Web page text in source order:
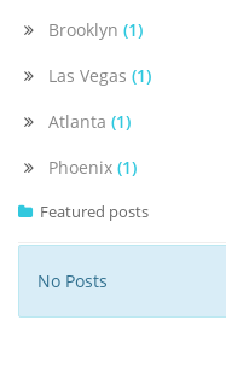
Brooklyn (1)
Las Vegas (1)
Atlanta (1)
Phoenix (1)
Featured posts
No Posts